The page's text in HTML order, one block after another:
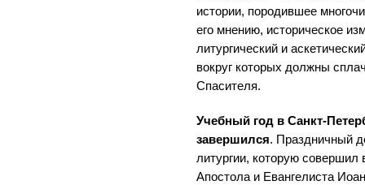
истории, породившее
его мнению, историческое
литургический и
вокруг которых должны
Спасителя.
Учебный год в Санкт-
завершился. Праздничный
литургии, которую
Апостола и Евангелиста